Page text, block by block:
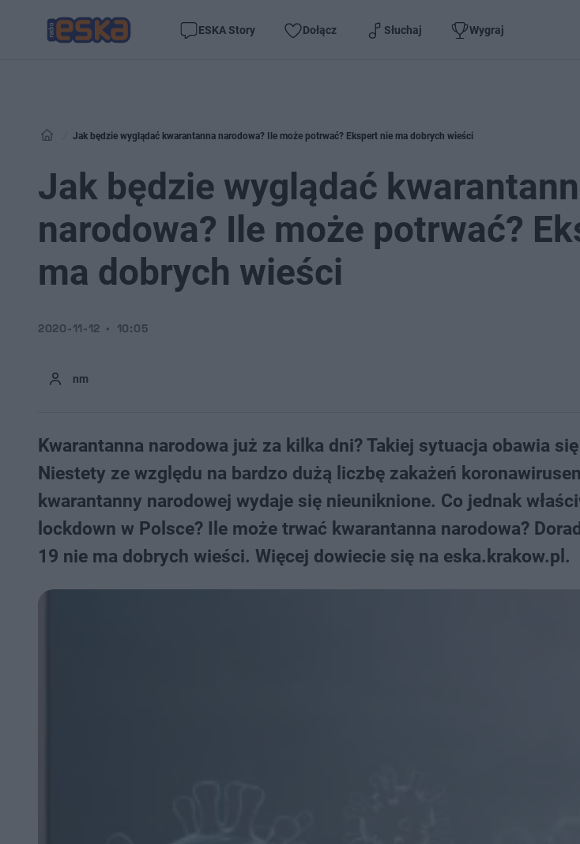
ESKA Story Dołącz Słuchaj Wygraj
Jak będzie wyglądać kwarantanna narodowa? Ile może potrwać? Ekspert nie ma dobrych wieści
Jak będzie wyglądać
narodowa? Ile może potrwać?
ma dobrych wieści
nm
2020-11-12 10:05
Kwarantanna narodowa już za kilka dni? Takiej sytuacja obawia
Niestety ze względu na bardzo dużą liczbę zakażeń
kwarantanny narodowej wydaje się nieuniknione. Co jednak
lockdown w Polsce? Ile może trwać kwarantanna narodowa?
19 nie ma dobrych wieści. Więcej dowiecie się na eska.krakow.pl.